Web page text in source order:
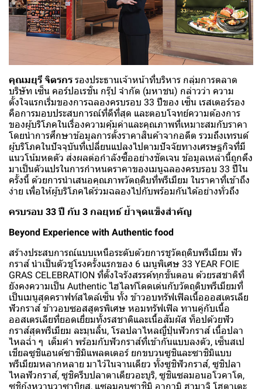
คุณมยุรี จิตรกร รองประธานเจ้าหน้าที่บริหาร กลุ่มการตลาด
บริษัท เซ็น คอร์ปอเรชั่น กรุ๊ป จำกัด (มหาชน) กล่าวว่า ความ
ตั้งใจแรกเริ่มของการฉลองครบรอบ 33 ปีของ เซ็น เรสเตอร์รอง
คือการมอบประสบการณ์ที่ดีที่สุด และตอบโจทย์ความต้องการ
ของผู้บริโภคในเรื่องความคุ้มค่าและคุณภาพที่เหมาะสมกับราคา
โดยนำการศึกษาข้อมูลการตั้งราคาสินค้าจากอดีต รวมถึงเทรนด์
ผู้บริโภคในปัจจุบันที่เปลี่ยนแปลงไปตามปัจจัยทางเศรษฐกิจที่มี
แนวโน้มหดตัว ส่งผลต่อกำลังซื้ออย่างชัดเจน ข้อมูลเหล่านี้ถูกดึง
มาเป็นตัวแปรในการกำหนดราคาของเมนูฉลองครบรอบ 33 ปีใน
ครั้งนี้ ด้วยการนำเสนอคุณภาพวัตถุดิบที่พรีเมียม ในราคาที่เข้าถึง
ง่าย เพื่อให้ผู้บริโภคได้ร่วมฉลองไปกับพร้อมกันได้อย่างทั่วถึง
ครบรอบ 33 ปี กับ 3 กลยุทธ์ ย้ำจุดแข็งสำคัญ
Beyond Experience with Authentic food
สร้างประสบการณ์แบบเหนือระดับด้วยการชูวัตถุดิบพรีเมียม ฟัว
กราส์ นำเป็นตัวชูโรงครั้งแรกของ 6 เมนูพิเศษ 33 YEAR FOIE
GRAS CELEBRATION ที่ตั้งใจรังสรรค์ทุกขั้นตอน ด้วยรสชาติที่
ยังคงความเป็น Authentic ไฮไลท์โดดเด่นกับวัตถุดิบพรีเมียมที่
เป็นเมนูสุดคราฟท์สไตล์เซ็น ทั้ง ข้าวอบทรัฟเฟิลเนื้อออสเตรเลีย
ฟัวกราส์ ข้าวอบซอสสูตรพิเศษ หอมทรัฟเฟิล ทานคู่กับเนื้อ
ออสเตรเลียที่ยอดเยี่ยมทั้งรสชาติและเนื้อสัมผัส ท็อปด้วยฟัว
กราส์สุดพรีเมียม ละมุนลิ้น, โรลปลาไหลญี่ปุ่นฟัวกราส์ เนื้อปลา
ไหลฉ่ำ ๆ เต็มคำ พร้อมกับฟัวกราส์ที่เข้ากันแบบลงตัว, เซ็นสเป
เชียลซูชิแอนด์ซาชิมิแพลตเตอร์ ยกขบวนซูชิและซาชิมิแบบ
พรีเมียมหลากหลาย มาไว้ในจานเดียว ทั้งซูชิฟัวกราส์, ซูชิปลา
ไหลฟัวกราส์, ซูชิครีบปลาตาเดียวอะบูริ, ซูชิแซลมอนอโวคาโด,
ซูชิกุ้งหวานวาซาบิยูสุ, แซลมอนซาชิมิ อากามิ ฮามาจิ โฮตาเตะ